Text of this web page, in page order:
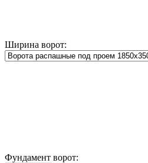
Ширина ворот:
Фундамент ворот: